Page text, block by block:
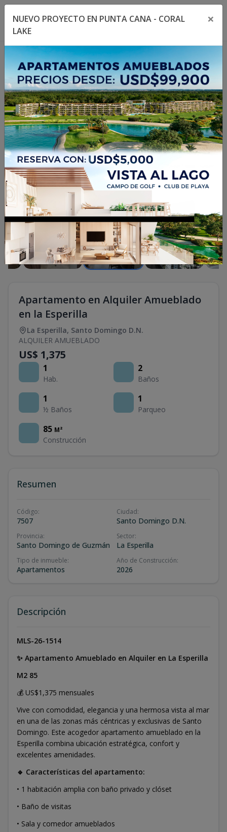
Toggle navigation menu
1/7
Apartamento en Alquiler Amueblado
en la Esperilla
La Esperilla, Santo Domingo D.N.
ALQUILER AMUEBLADO
US$ 1,375
1
Hab.
2
Baños
1
½ Baños
1
Parqueo
85 M²
Construcción
Resumen
Código:
7507
Ciudad:
Santo Domingo D.N.
Provincia:
Santo Domingo de Guzmán
Sector:
La Esperilla
Tipo de inmueble:
Apartamentos
Año de Construcción:
2026
Descripción
MLS-26-1514
✨ Apartamento Amueblado en Alquiler en La Esperilla
M2 85
💰 US$1,375 mensuales
Vive con comodidad, elegancia y una hermosa vista al mar
en una de las zonas más céntricas y exclusivas de Santo
Domingo. Este acogedor apartamento amueblado en la
Esperilla combina ubicación estratégica, confort y
excelentes amenidades.
🔹 Características del apartamento:
• 1 habitación amplia con baño privado y clóset
• Baño de visitas
• Sala y comedor amueblados
NUEVO PROYECTO EN PUNTA CANA - CORAL
LAKE
×